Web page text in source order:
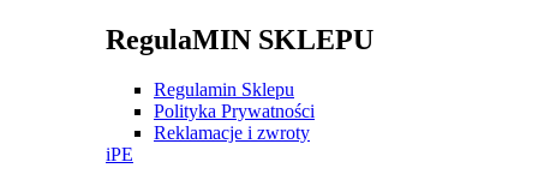
RegulaMIN SKLEPU
Regulamin Sklepu
Polityka Prywatności
Reklamacje i zwroty
iPE